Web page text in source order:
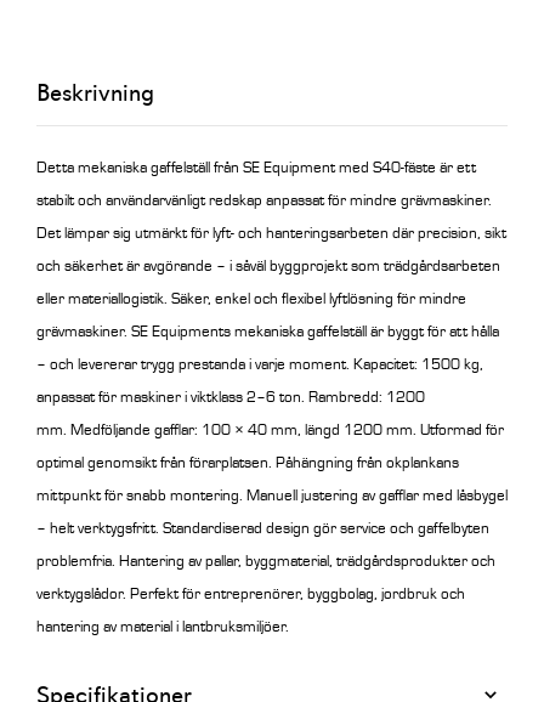
mängd
Beskrivning
Detta mekaniska gaffelställ från SE Equipment med S40-fäste är ett
stabilt och användarvänligt redskap anpassat för mindre grävmaskiner.
Det lämpar sig utmärkt för lyft- och hanteringsarbeten där precision, sikt
och säkerhet är avgörande – i såväl byggprojekt som trädgårdsarbeten
eller materiallogistik. Säker, enkel och flexibel lyftlösning för mindre
grävmaskiner. SE Equipments mekaniska gaffelställ är byggt för att hålla
– och levererar trygg prestanda i varje moment. Kapacitet: 1500 kg,
anpassat för maskiner i viktklass 2–6 ton. Rambredd: 1200
mm. Medföljande gafflar: 100 × 40 mm, längd 1200 mm. Utformad för
optimal genomsikt från förarplatsen. Påhängning från okplankans
mittpunkt för snabb montering. Manuell justering av gafflar med låsbygel
– helt verktygsfritt. Standardiserad design gör service och gaffelbyten
problemfria. Hantering av pallar, byggmaterial, trädgårdsprodukter och
verktygslådor. Perfekt för entreprenörer, byggbolag, jordbruk och
hantering av material i lantbruksmiljöer.
Specifikationer